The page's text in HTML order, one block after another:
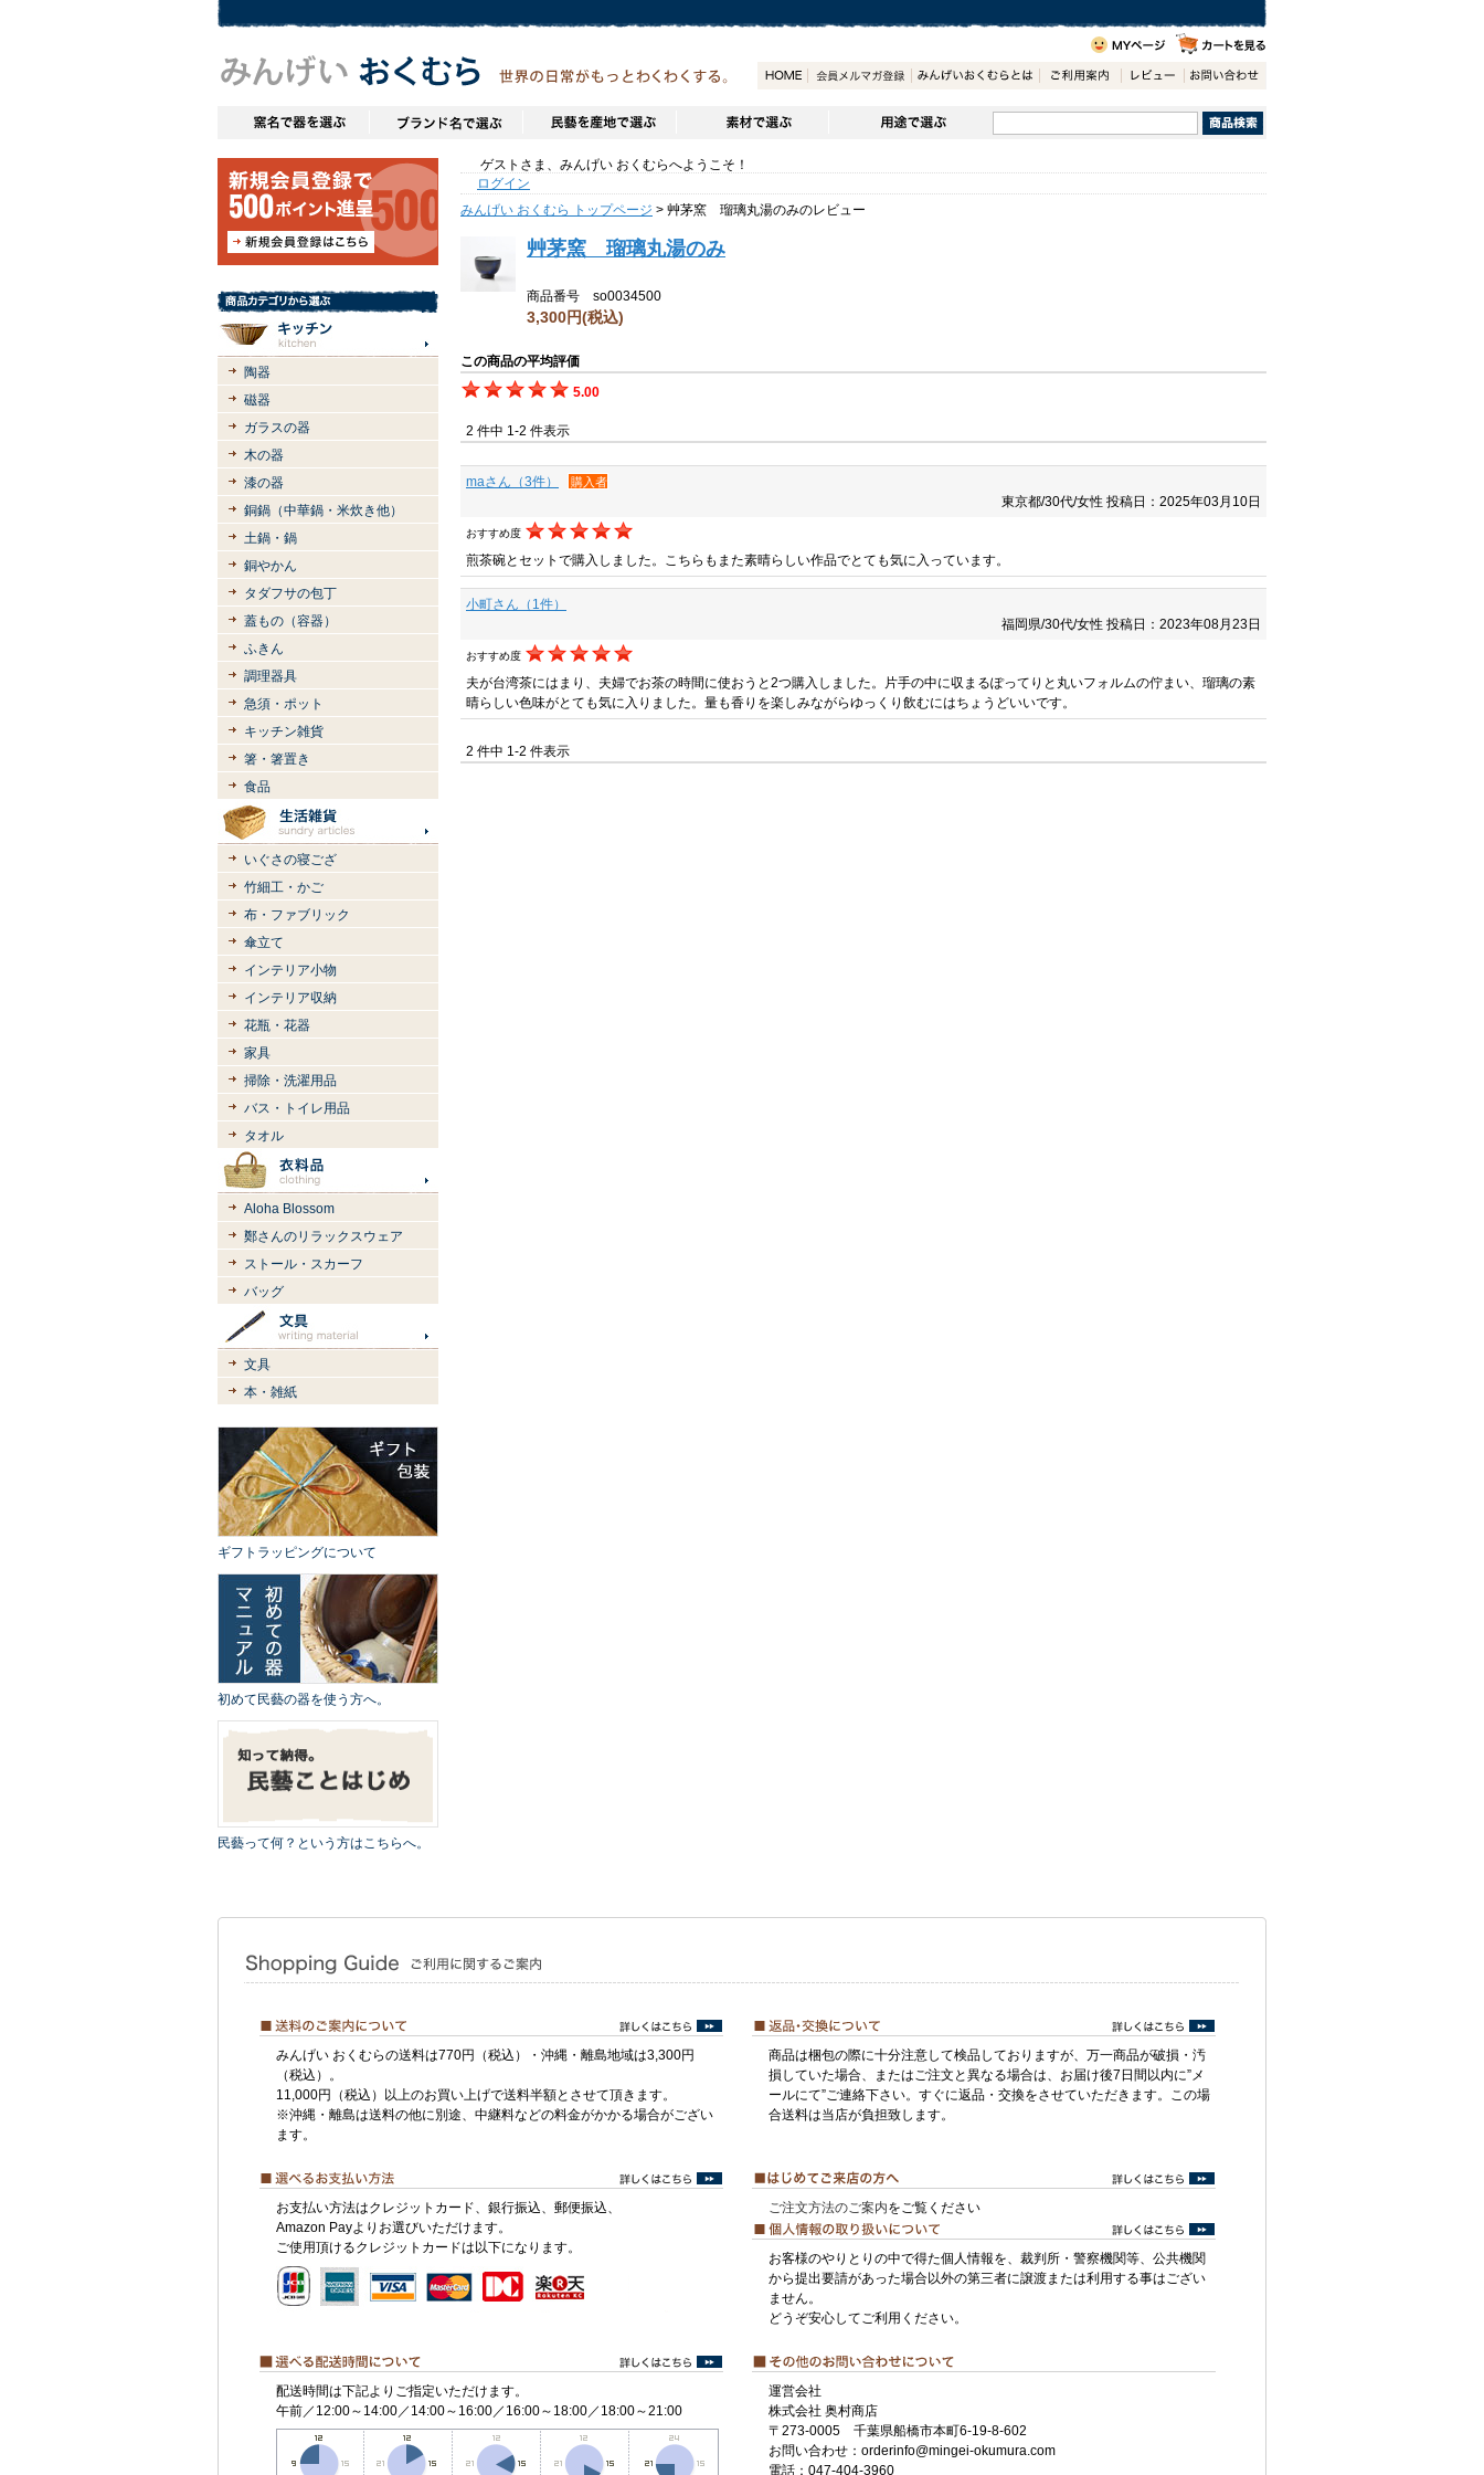
陶器
磁器
ガラスの器
木の器
漆の器
銅鍋（中華鍋・米炊き他）
土鍋・鍋
銅やかん
タダフサの包丁
蓋もの（容器）
ふきん
調理器具
急須・ポット
キッチン雑貨
箸・箸置き
食品
いぐさの寝ござ
竹細工・かご
布・ファブリック
傘立て
インテリア小物
インテリア収納
花瓶・花器
家具
掃除・洗濯用品
バス・トイレ用品
タオル
Aloha Blossom
鄭さんのリラックスウェア
ストール・スカーフ
バッグ
文具
本・雑紙
ギフトラッピングについて
初めて民藝の器を使う方へ。
民藝って何？という方はこちらへ。
ゲストさま、みんげい おくむらへようこそ！
ログイン
みんげい おくむら トップページ > 艸茅窯 瑠璃丸湯のみのレビュー
艸茅窯 瑠璃丸湯のみ
商品番号 so0034500
3,300円(税込)
この商品の平均評価
5.00
2 件中 1-2 件表示
maさん（3件） 購入者
東京都/30代/女性 投稿日：2025年03月10日
おすすめ度
煎茶碗とセットで購入しました。こちらもまた素晴らしい作品でとても気に入っています。
小町さん（1件）
福岡県/30代/女性 投稿日：2023年08月23日
おすすめ度
夫が台湾茶にはまり、夫婦でお茶の時間に使おうと2つ購入しました。片手の中に収まるぽってりと丸いフォルムの佇まい、瑠璃の素
晴らしい色味がとても気に入りました。量も香りを楽しみながらゆっくり飲むにはちょうどいいです。
2 件中 1-2 件表示
みんげい おくむらの送料は770円（税込）・沖縄・離島地域は3,300円
（税込）。
11,000円（税込）以上のお買い上げで送料半額とさせて頂きます。
※沖縄・離島は送料の他に別途、中継料などの料金がかかる場合がござい
ます。
商品は梱包の際に十分注意して検品しておりますが、万一商品が破損・汚
損していた場合、またはご注文と異なる場合は、お届け後7日間以内に”メ
ールにて”ご連絡下さい。すぐに返品・交換をさせていただきます。この場
合送料は当店が負担致します。
お支払い方法はクレジットカード、銀行振込、郵便振込、
Amazon Payよりお選びいただけます。
ご使用頂けるクレジットカードは以下になります。
ご注文方法のご案内をご覧ください
お客様のやりとりの中で得た個人情報を、裁判所・警察機関等、公共機関
から提出要請があった場合以外の第三者に譲渡または利用する事はござい
ません。
どうぞ安心してご利用ください。
配送時間は下記よりご指定いただけます。
午前／12:00～14:00／14:00～16:00／16:00～18:00／18:00～21:00
運営会社
株式会社 奥村商店
〒273-0005 千葉県船橋市本町6-19-8-602
お問い合わせ：orderinfo@mingei-okumura.com
電話：047-404-3960